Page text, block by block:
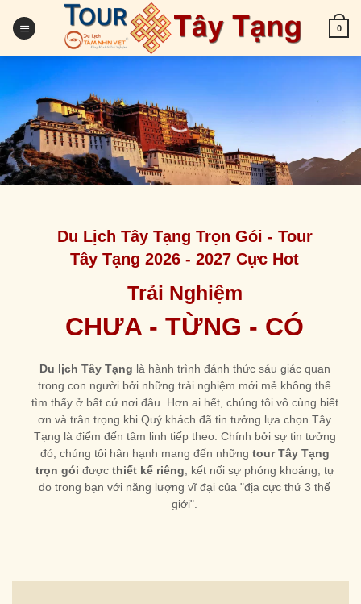
0
Du Lịch Tây Tạng Trọn Gói - Tour
Tây Tạng 2026 - 2027 Cực Hot
Trải Nghiệm
CHƯA - TỪNG - CÓ
Du lịch Tây Tạng là hành trình đánh thức sáu giác quan
trong con người bởi những trải nghiệm mới mẻ không thể
tìm thấy ở bất cứ nơi đâu. Hơn ai hết, chúng tôi vô cùng biết
ơn và trân trọng khi Quý khách đã tin tưởng lựa chọn Tây
Tạng là điểm đến tâm linh tiếp theo. Chính bởi sự tin tưởng
đó, chúng tôi hân hạnh mang đến những tour Tây Tạng
trọn gói được thiết kế riêng , kết nối sự phóng khoáng, tự
do trong bạn với năng lượng vĩ đại của "địa cực thứ 3 thế
giới".